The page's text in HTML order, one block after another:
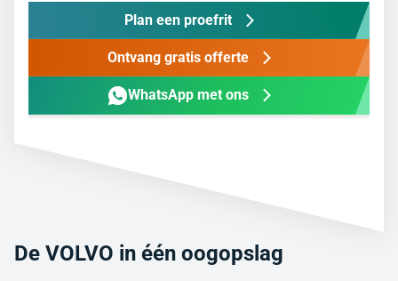
De VOLVO in één oogopslag
Plan een proefrit
Ontvang gratis offerte
WhatsApp met ons